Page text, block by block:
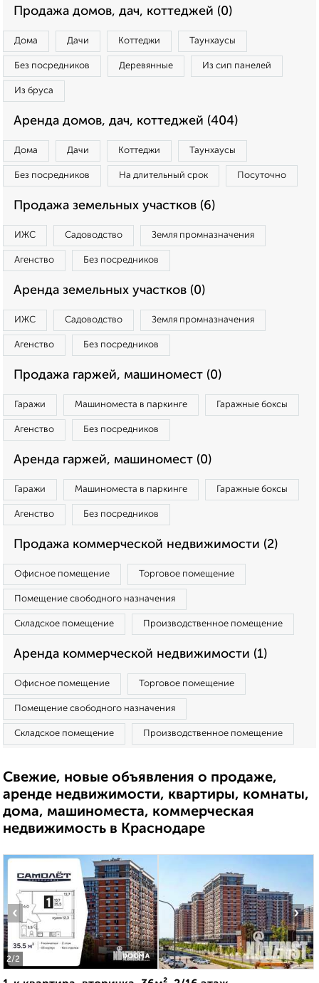
Продажа домов, дач, коттеджей (0)
Дома Дачи Коттеджи Таунхаусы
Без посредников Деревянные Из сип панелей
Из бруса
Аренда домов, дач, коттеджей (404)
Дома Дачи Коттеджи Таунхаусы
Без посредников На длительный срок Посуточно
Продажа земельных участков (6)
ИЖС Садоводство Земля промназначения
Агенство Без посредников
Аренда земельных участков (0)
ИЖС Садоводство Земля промназначения
Агенство Без посредников
Продажа гаржей, машиномест (0)
Гаражи Машиноместа в паркинге Гаражные боксы
Агенство Без посредников
Аренда гаржей, машиномест (0)
Гаражи Машиноместа в паркинге Гаражные боксы
Агенство Без посредников
Продажа коммерческой недвижимости (2)
Офисное помещение Торговое помещение
Помещение свободного назначения
Складское помещение Производственное помещение
Аренда коммерческой недвижимости (1)
Офисное помещение Торговое помещение
Помещение свободного назначения
Складское помещение Производственное помещение
Свежие, новые объявления о продаже,
аренде недвижимости, квартиры, комнаты,
дома, машиноместа, коммерческая
недвижимость в Краснодаре
2/2
‹ ›